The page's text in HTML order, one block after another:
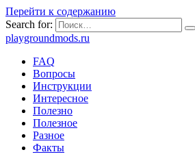
Перейти к содержанию
Search for:
playgroundmods.ru
FAQ
Вопросы
Инструкции
Интересное
Полезно
Полезное
Разное
Факты